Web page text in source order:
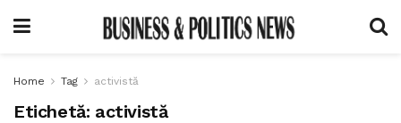
Home Tag activistă
Etichetă: activistă